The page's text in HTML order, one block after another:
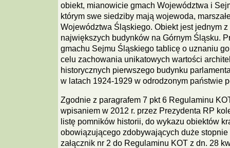
obiekt, mianowicie gmach Województwa i
którym swe siedziby mają wojewoda,
Województwa Śląskiego. Obiekt jest jednym
największych budynków na Górnym Śląsku.
gmachu Sejmu Śląskiego tablicę o uznaniu
celu zachowania unikatowych wartości
historycznych pierwszego budynku
w latach 1924-1929 w odrodzonym państwie
Zgodnie z paragrafem 7 pkt 6 Regulaminu
wpisaniem w 2012 r. przez Prezydenta RP
listę pomników historii, do wykazu obiektów
obowiązującego zdobywających duże
załącznik nr 2 do Regulaminu KOT z dn. 28